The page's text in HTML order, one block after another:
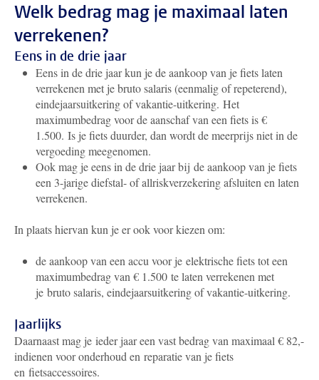
Welk bedrag mag je maximaal laten
verrekenen?
Eens in de drie jaar
Eens in de drie jaar kun je de aankoop van je fiets laten
verrekenen met je bruto salaris (eenmalig of repeterend),
eindejaarsuitkering of vakantie-uitkering. Het
maximumbedrag voor de aanschaf van een fiets is €
1.500. Is je fiets duurder, dan wordt de meerprijs niet in de
vergoeding meegenomen.
Ook mag je eens in de drie jaar bij de aankoop van je fiets
een 3-jarige diefstal- of allriskverzekering afsluiten en laten
verrekenen.
In plaats hiervan kun je er ook voor kiezen om:
de aankoop van een accu voor je elektrische fiets tot een
maximumbedrag van € 1.500 te laten verrekenen met
je bruto salaris, eindejaarsuitkering of vakantie-uitkering.
Jaarlijks
Daarnaast mag je ieder jaar een vast bedrag van maximaal € 82,-
indienen voor onderhoud en reparatie van je fiets
en fietsaccessoires.